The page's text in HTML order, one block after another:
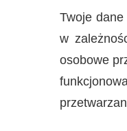
Twoje
w
osobowe